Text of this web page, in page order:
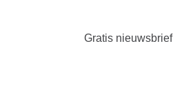
Toptaken
Gratis nieuwsbrief